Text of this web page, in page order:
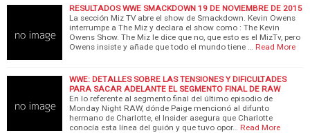
RESULTADOS WWE SMACKDOWN 19 DE NOVIEMBRE DE 2015
La sección Miz TV abre el show de Smackdown. Kevin Owens
interrumpe a The Miz y declara el show como : The Kevin
Owens Show. The Miz le dice que no, que esto es el MizTv, pero
Owens insiste y añade que todo el mundo tiene …
Read More
WWE: DETALLES SOBRE LAS TENSIONES Y DIFICULTADES
PARA SACAR ADELANTE EL SEGMENTO FINAL DE RAW
En lo referente al segmento final del último episodio de
Monday Night RAW, dónde Paige mencionó al difunto
hermano de Charlotte, el Insider asegura que Charlotte
conocía esta línea del guión y que tuvo opor…
Read More